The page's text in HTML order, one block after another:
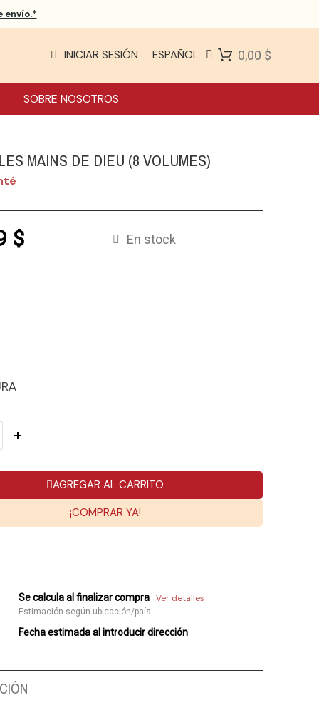
envío.*
INICIAR SESIÓN ESPAÑOL 0,00 $
SOBRE NOSOTROS
MAINS DE DIEU (8 VOLUMES)
$
En stock
AGREGAR AL CARRITO
¡COMPRAR YA!
Se calcula al finalizar compra Ver detalles
Estimación según ubicación/país
Fecha estimada al introducir dirección